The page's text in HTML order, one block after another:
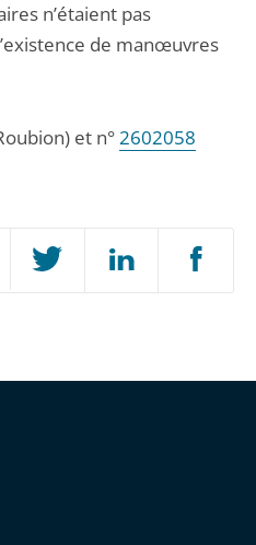
n’étaient pas
de manœuvres
et n°2602058